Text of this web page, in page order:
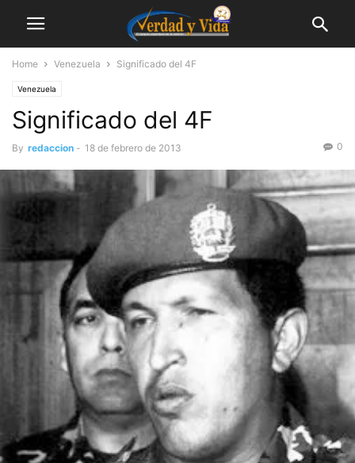
Home Venezuela Significado del 4F
Venezuela
Significado del 4F
By redaccion - 18 de febrero de 2013 0